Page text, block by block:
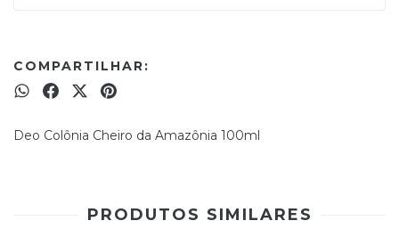
COMPARTILHAR:
Deo Colônia Cheiro da Amazônia 100ml
PRODUTOS SIMILARES